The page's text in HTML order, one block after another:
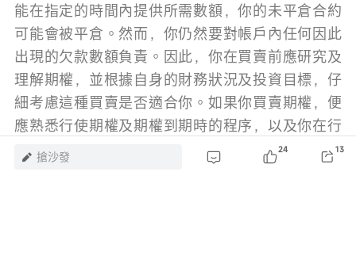
能在指定的時間內提供所需數額，你的未平倉合約
可能會被平倉。然而，你仍然要對帳戶內任何因此
出現的欠款數額負責。因此，你在買賣前應研究及
理解期權，並根據自身的財務狀況及投資目標，仔
細考慮這種買賣是否適合你。如果你買賣期權，便
應熟悉行使期權及期權到期時的程序，以及你在行
使期權及期權到期時的權利與責任。
搶沙發 24 13